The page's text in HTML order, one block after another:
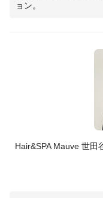
ョン。
Hair&SPA Mauve 世田